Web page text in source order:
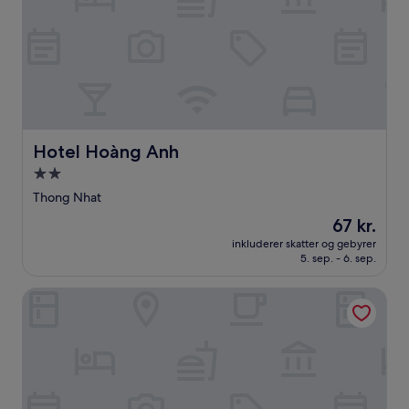
Hotel Hoàng Anh
Hotel Hoàng Anh
2.0-
stjernet
Thong Nhat
Prisen
er
67 kr.
67 kr.
inkluderer skatter og gebyrer
5. sep. - 6. sep.